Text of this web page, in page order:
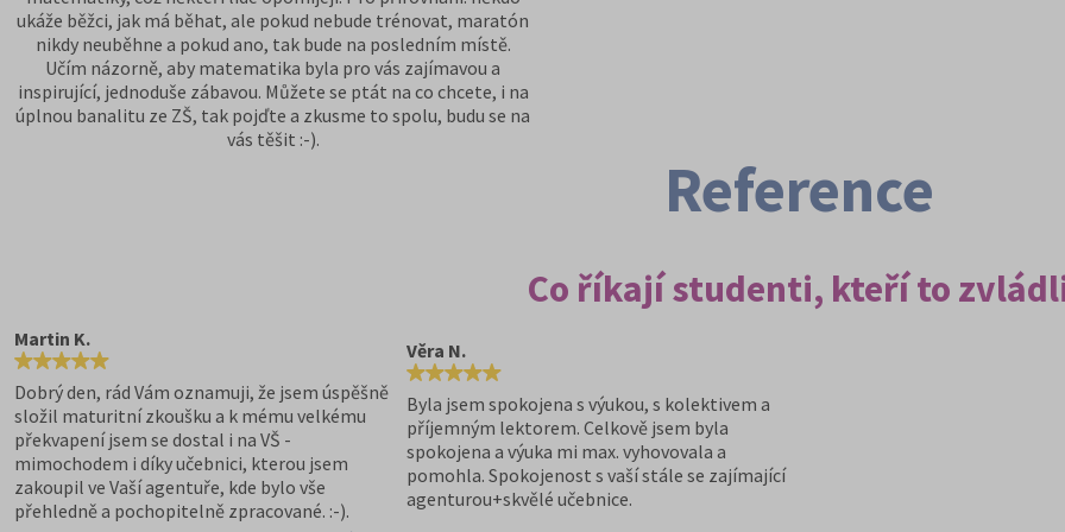
ukáže běžci, jak má běhat, ale pokud nebude trénovat, maratón
nikdy neuběhne a pokud ano, tak bude na posledním místě.
Učím názorně, aby matematika byla pro vás zajímavou a
inspirující, jednoduše zábavou. Můžete se ptát na co chcete, i na
úplnou banalitu ze ZŠ, tak pojďte a zkusme to spolu, budu se na
vás těšit :-).
Reference
Co říkají studenti, kteří to
Martin K.
Dobrý den, rád Vám oznamuji, že jsem úspěšně
složil maturitní zkoušku a k mému velkému
překvapení jsem se dostal i na VŠ -
mimochodem i díky učebnici, kterou jsem
zakoupil ve Vaší agentuře, kde bylo vše
přehledně a pochopitelně zpracované. :-).
Věra N.
Byla jsem spokojena s výukou, s kolektivem a
příjemným lektorem. Celkově jsem byla
spokojena a výuka mi max. vyhovovala a
pomohla. Spokojenost s vaší stále se zajímající
agenturou+skvělé učebnice.